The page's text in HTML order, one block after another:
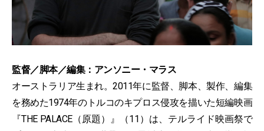
監督／脚本／編集：アンソニー・マラス
オーストラリア生まれ。2011年に監督、脚本、製作、編集
を務めた1974年のトルコのキプロス侵攻を描いた短編映画
『THE PALACE（原題）』（11）は、テルライド映画祭で